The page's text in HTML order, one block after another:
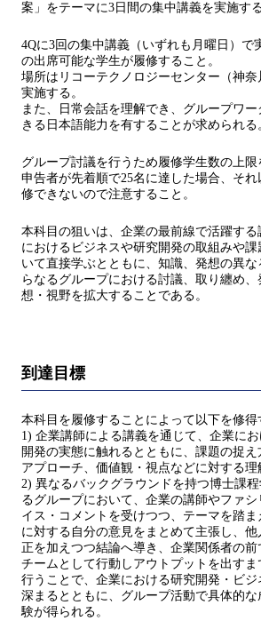
案」をテーマに3日間の集中講義を実施する
4Qに3回の集中講義（いずれも月曜日）で
の出席可能な学生が履修すること。
場所はリコーテクノロジーセンター（神
実施する。
また、日常会話を理解でき、グループワ
きる日本語能力を有することが求められる
グループ討議を⾏うため履修学⽣数の上
申告者が先着順で25名に達した場合、そ
修できないので注意すること。
本科⽬の狙いは、企業の最前線で活躍す
におけるビジネスや研究開発の取組みや
いて直接学ぶとともに、知識、発想の異
らなるグループにおける討議、取り纏め
想・視野を拡⼤することである。
到達目標
本科⽬を履修することによって以下を修得
1) 企業講師による講義を通じて、企業に
開発の実態に触れるとともに、課題の捉
アプローチ、価値観・視点などに対する理
2) 異なるバックグラウンドを持つ博⼠課
るグループにおいて、企業の講師やファ
イス・コメントを受けつつ、テーマを踏
に対する⾃分の意⾒をまとめて主張し、
正を加えつつ結論へ導き、企業関係者の前
チームとして⾏動しアウトプットを出す
⾏うことで、企業における研究開発・ビ
深まるとともに、グループ活動で具体的
験が得られる。